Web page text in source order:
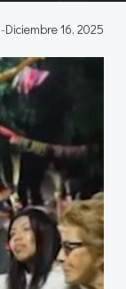
-Diciembre 16, 2025